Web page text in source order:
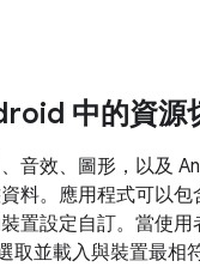
中的資源
音效、圖形，以及
料。應用程式可以
置設定自訂。當使用
取並載入與裝置最相